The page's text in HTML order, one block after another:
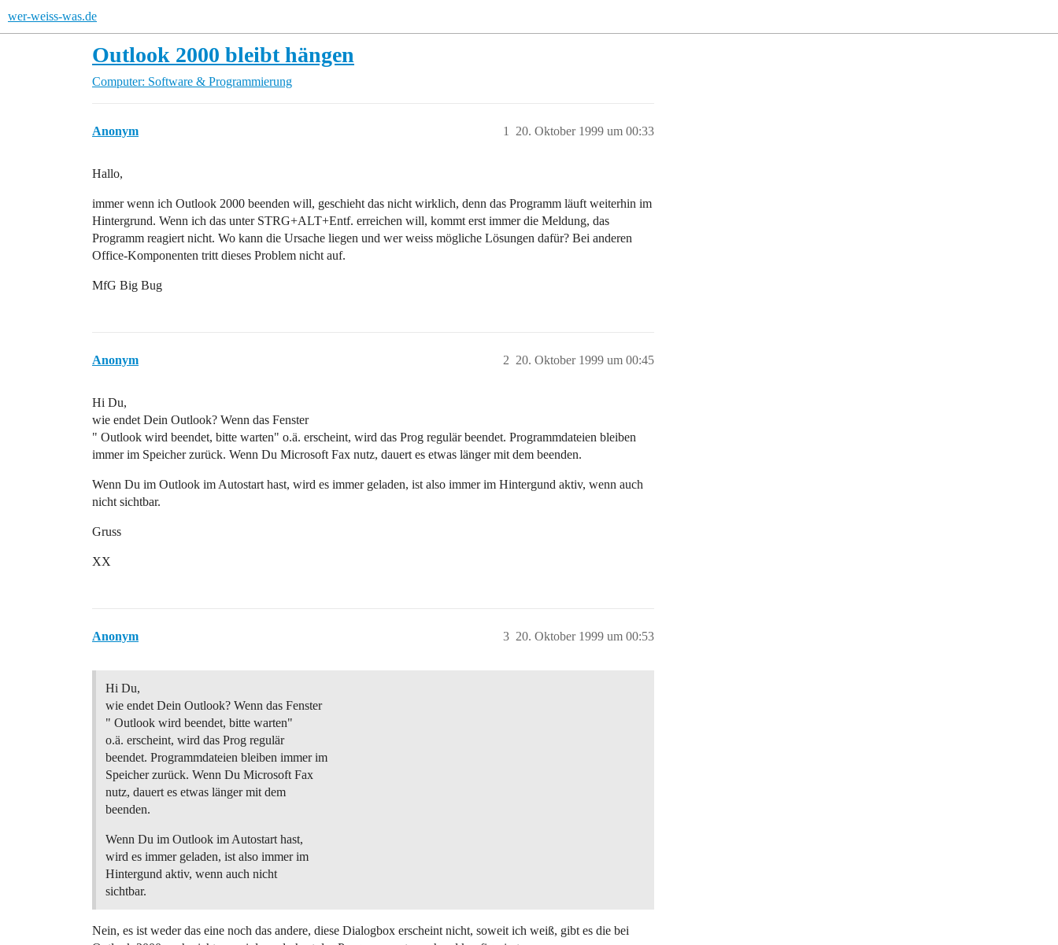
wer-weiss-was.de
Outlook 2000 bleibt hängen
Computer: Software & Programmierung
Anonym 20. Oktober 1999 um 00:33
1
Hallo,
immer wenn ich Outlook 2000 beenden will, geschieht das nicht wirklich, denn das Programm läuft weiterhin im
Hintergrund. Wenn ich das unter STRG+ALT+Entf. erreichen will, kommt erst immer die Meldung, das
Programm reagiert nicht. Wo kann die Ursache liegen und wer weiss mögliche Lösungen dafür? Bei anderen
Office-Komponenten tritt dieses Problem nicht auf.
MfG Big Bug
Anonym 20. Oktober 1999 um 00:45
2
Hi Du,
wie endet Dein Outlook? Wenn das Fenster
" Outlook wird beendet, bitte warten" o.ä. erscheint, wird das Prog regulär beendet. Programmdateien bleiben
immer im Speicher zurück. Wenn Du Microsoft Fax nutz, dauert es etwas länger mit dem beenden.
Wenn Du im Outlook im Autostart hast, wird es immer geladen, ist also immer im Hintergund aktiv, wenn auch
nicht sichtbar.
Gruss
XX
Anonym 20. Oktober 1999 um 00:53
3
Hi Du,
wie endet Dein Outlook? Wenn das Fenster
" Outlook wird beendet, bitte warten"
o.ä. erscheint, wird das Prog regulär
beendet. Programmdateien bleiben immer im
Speicher zurück. Wenn Du Microsoft Fax
nutz, dauert es etwas länger mit dem
beenden.
Wenn Du im Outlook im Autostart hast,
wird es immer geladen, ist also immer im
Hintergund aktiv, wenn auch nicht
sichtbar.
Nein, es ist weder das eine noch das andere, diese Dialogbox erscheint nicht, soweit ich weiß, gibt es die bei